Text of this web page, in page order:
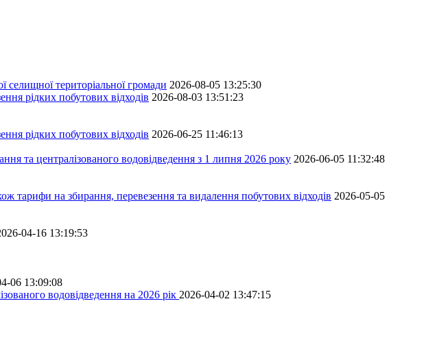
територіальної громади 2026-08-05 13:25:30
рідких побутових відходів 2026-08-03 13:51:23
рідких побутових відходів 2026-06-25 11:46:13
та централізованого водовідведення з 1 липня 2026 року 2026-06-05 11:32:48
тарифи на збирання, перевезення та видалення побутових відходів 2026-05-05
04-16 13:19:53
06 13:09:08
водовідведення на 2026 рік 2026-04-02 13:47:15